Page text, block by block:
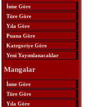
İsme Göre
Türe Göre
Yıla Göre
Puana Göre
Kategoriye Göre
Yeni Yayımlanacaklar
Mangalar
İsme Göre
Türe Göre
Yıla Göre